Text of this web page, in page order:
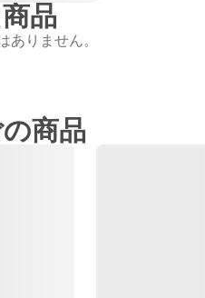
品
ありません。
商品